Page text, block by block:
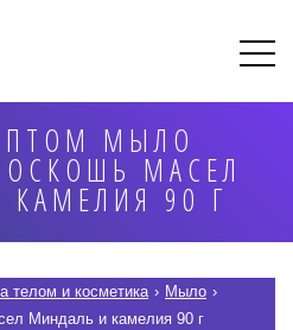
МЫЛО
МАСЕЛ
90 Г
телом и косметика › Мыло ›
Миндаль и камелия 90 г